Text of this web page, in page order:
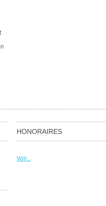
HONORAIRES
Voir...